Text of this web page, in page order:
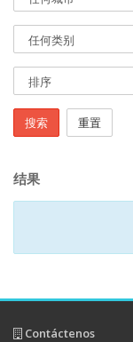
搜索 重置
结果
Contáctenos